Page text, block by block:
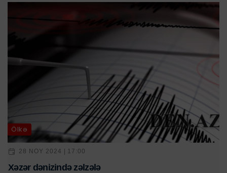
Ölkə
28 NOY 2024 | 17:00
Xəzər dənizində zəlzələ